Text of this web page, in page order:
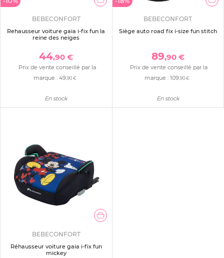
BEBECONFORT
Rehausseur voiture gaia i-fix fun la
reine des neiges
44,90 €
Prix de vente conseillé par la
marque :49,90 €
En stock
BEBECONFORT
Siège auto road fix i-size fun stitch
89,90 €
Prix de vente conseillé par la
marque : 109,90 €
En stock
BEBECONFORT
Réhausseur voiture gaia i-fix fun
mickey